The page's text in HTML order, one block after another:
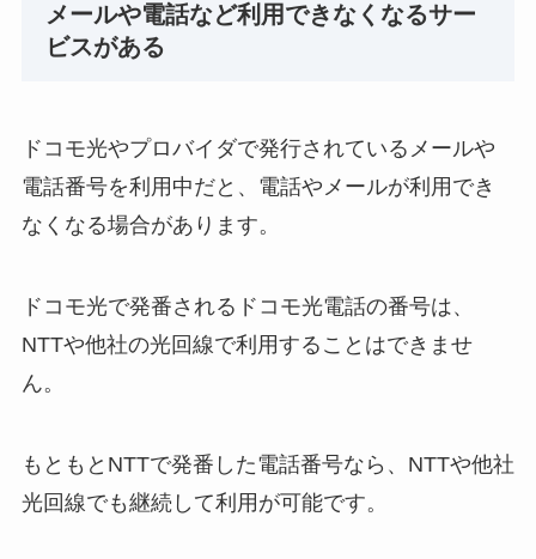
メールや電話など利用できなくなるサー
ビスがある
ドコモ光やプロバイダで発行されているメールや
電話番号を利用中だと、電話やメールが利用でき
なくなる場合があります。
ドコモ光で発番されるドコモ光電話の番号は、
NTTや他社の光回線で利用することはできませ
ん。
もともとNTTで発番した電話番号なら、NTTや他社
光回線でも継続して利用が可能です。